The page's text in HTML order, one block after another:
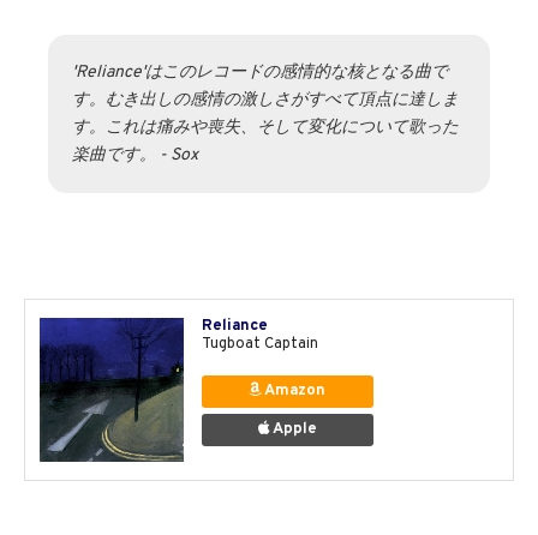
'Reliance'はこのレコードの感情的な核となる曲で
す。むき出しの感情の激しさがすべて頂点に達しま
す。これは痛みや喪失、そして変化について歌った
楽曲です。 - Sox
Reliance
Tugboat Captain
Amazon
Apple